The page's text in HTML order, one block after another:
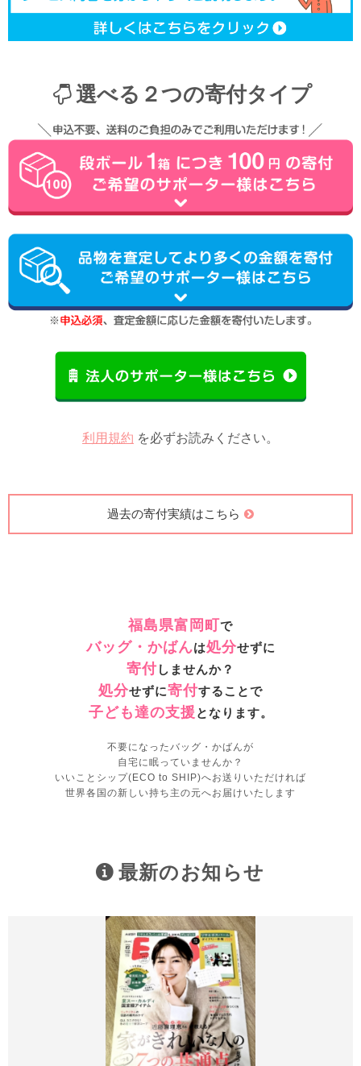
選べる２つの寄付タイプ
利用規約 を必ずお読みください。
過去の寄付実績はこちら
福島県富岡町 で
バッグ・かばんは処分せずに
寄付しませんか？
処分せずに寄付することで
子ども達の支援 となります。
不要になったバッグ・かばんが
自宅に眠っていませんか？
いいことシップ(ECO to SHIP)へお送りいただければ
世界各国の新しい持ち主の元へお届けいたします
最新のお知らせ